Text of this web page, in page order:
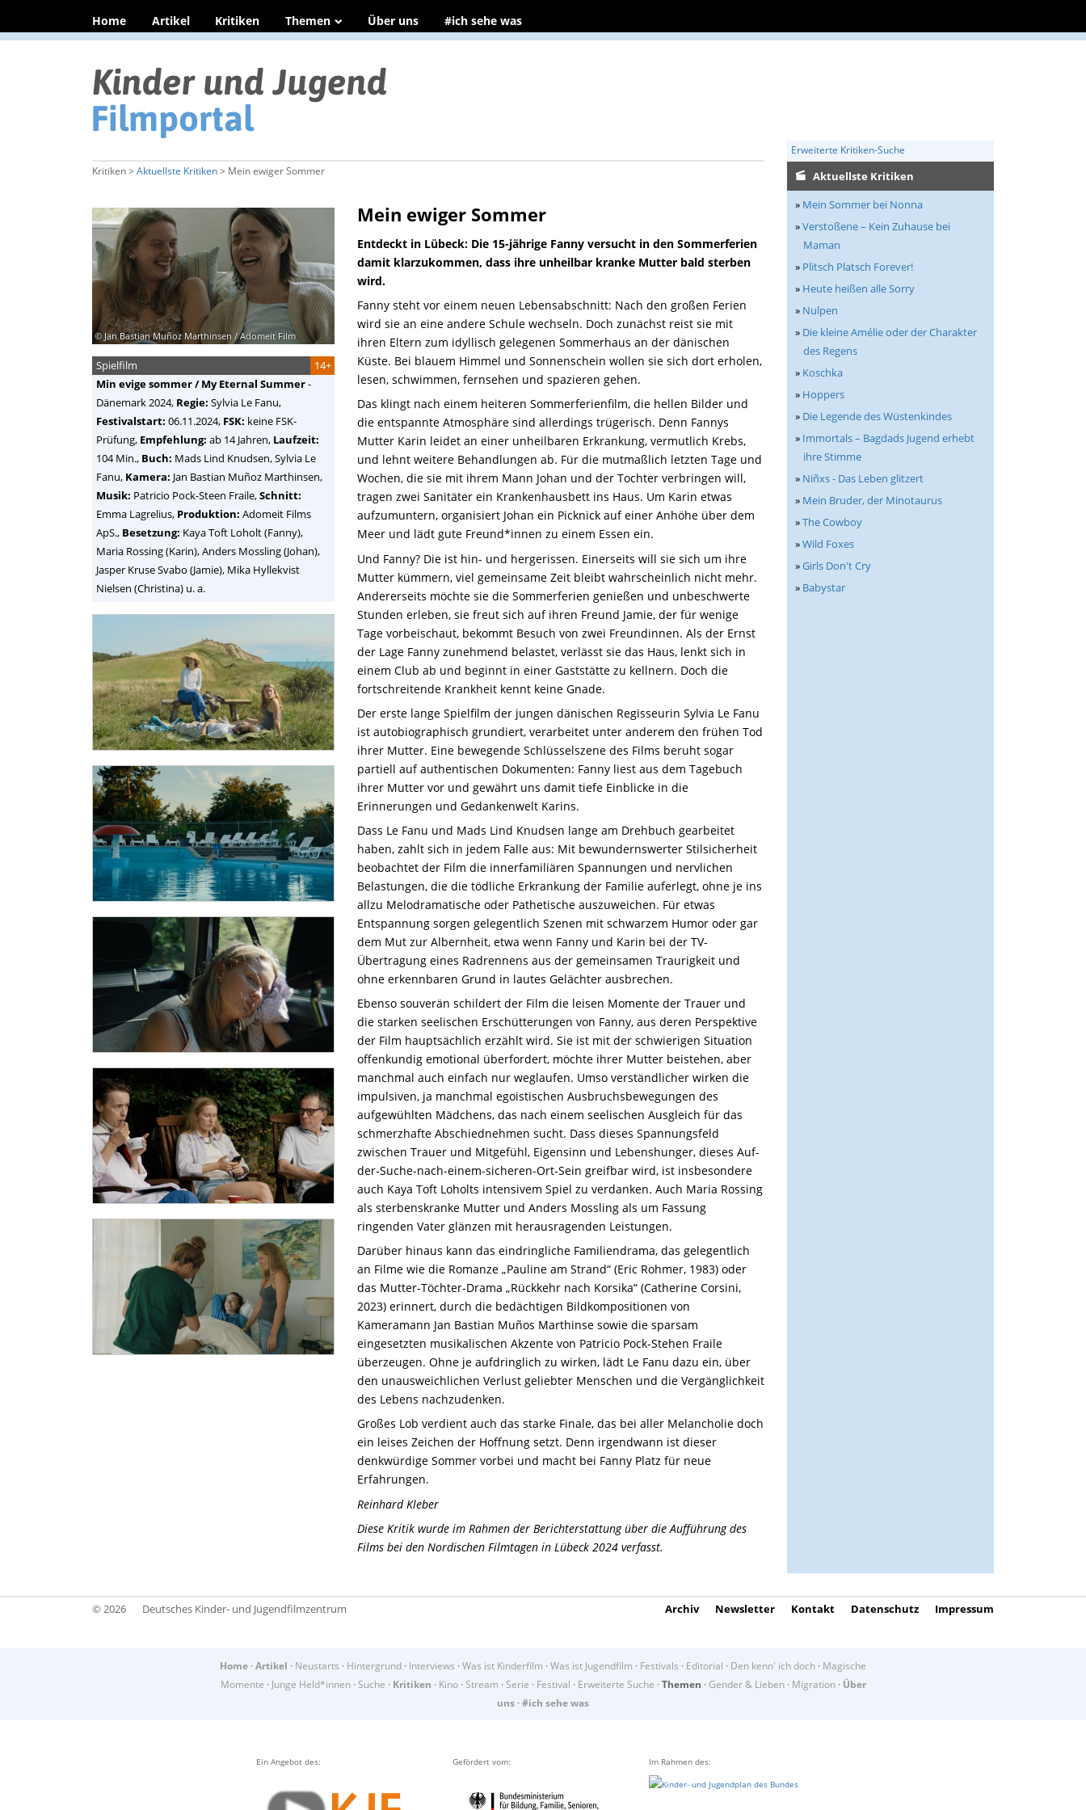
Home Artikel Kritiken Themen Über uns #ich sehe was
Erweiterte Kritiken-Suche
Kritiken > Aktuellste Kritiken> Mein ewiger Sommer
Mein ewiger Sommer
Entdeckt in Lübeck: Die 15-jährige Fanny versucht in den Sommerferien
damit klarzukommen, dass ihre unheilbar kranke Mutter bald sterben
wird.
Fanny steht vor einem neuen Lebensabschnitt: Nach den großen Ferien
wird sie an eine andere Schule wechseln. Doch zunächst reist sie mit
ihren Eltern zum idyllisch gelegenen Sommerhaus an der dänischen
Küste. Bei blauem Himmel und Sonnenschein wollen sie sich dort erholen,
lesen, schwimmen, fernsehen und spazieren gehen.
Das klingt nach einem heiteren Sommerferienfilm, die hellen Bilder und
die entspannte Atmosphäre sind allerdings trügerisch. Denn Fannys
Mutter Karin leidet an einer unheilbaren Erkrankung, vermutlich Krebs,
und lehnt weitere Behandlungen ab. Für die mutmaßlich letzten Tage und
Wochen, die sie mit ihrem Mann Johan und der Tochter verbringen will,
tragen zwei Sanitäter ein Krankenhausbett ins Haus. Um Karin etwas
aufzumuntern, organisiert Johan ein Picknick auf einer Anhöhe über dem
Meer und lädt gute Freund*innen zu einem Essen ein.
Und Fanny? Die ist hin- und hergerissen. Einerseits will sie sich um ihre
Mutter kümmern, viel gemeinsame Zeit bleibt wahrscheinlich nicht mehr.
Andererseits möchte sie die Sommerferien genießen und unbeschwerte
Stunden erleben, sie freut sich auf ihren Freund Jamie, der für wenige
Tage vorbeischaut, bekommt Besuch von zwei Freundinnen. Als der Ernst
der Lage Fanny zunehmend belastet, verlässt sie das Haus, lenkt sich in
einem Club ab und beginnt in einer Gaststätte zu kellnern. Doch die
fortschreitende Krankheit kennt keine Gnade.
Der erste lange Spielfilm der jungen dänischen Regisseurin Sylvia Le Fanu
ist autobiographisch grundiert, verarbeitet unter anderem den frühen Tod
ihrer Mutter. Eine bewegende Schlüsselszene des Films beruht sogar
partiell auf authentischen Dokumenten: Fanny liest aus dem Tagebuch
ihrer Mutter vor und gewährt uns damit tiefe Einblicke in die
Erinnerungen und Gedankenwelt Karins.
Dass Le Fanu und Mads Lind Knudsen lange am Drehbuch gearbeitet
haben, zahlt sich in jedem Falle aus: Mit bewundernswerter Stilsicherheit
beobachtet der Film die innerfamiliären Spannungen und nervlichen
Belastungen, die die tödliche Erkrankung der Familie auferlegt, ohne je ins
allzu Melodramatische oder Pathetische auszuweichen. Für etwas
Entspannung sorgen gelegentlich Szenen mit schwarzem Humor oder gar
dem Mut zur Albernheit, etwa wenn Fanny und Karin bei der TV-
Übertragung eines Radrennens aus der gemeinsamen Traurigkeit und
ohne erkennbaren Grund in lautes Gelächter ausbrechen.
Ebenso souverän schildert der Film die leisen Momente der Trauer und
die starken seelischen Erschütterungen von Fanny, aus deren Perspektive
der Film hauptsächlich erzählt wird. Sie ist mit der schwierigen Situation
offenkundig emotional überfordert, möchte ihrer Mutter beistehen, aber
manchmal auch einfach nur weglaufen. Umso verständlicher wirken die
impulsiven, ja manchmal egoistischen Ausbruchsbewegungen des
aufgewühlten Mädchens, das nach einem seelischen Ausgleich für das
schmerzhafte Abschiednehmen sucht. Dass dieses Spannungsfeld
zwischen Trauer und Mitgefühl, Eigensinn und Lebenshunger, dieses Auf-
der-Suche-nach-einem-sicheren-Ort-Sein greifbar wird, ist insbesondere
auch Kaya Toft Loholts intensivem Spiel zu verdanken. Auch Maria Rossing
als sterbenskranke Mutter und Anders Mossling als um Fassung
ringenden Vater glänzen mit herausragenden Leistungen.
Darüber hinaus kann das eindringliche Familiendrama, das gelegentlich
an Filme wie die Romanze „Pauline am Strand“ (Eric Rohmer, 1983) oder
das Mutter-Töchter-Drama „Rückkehr nach Korsika“ (Catherine Corsini,
2023) erinnert, durch die bedächtigen Bildkompositionen von
Kameramann Jan Bastian Muños Marthinse sowie die sparsam
eingesetzten musikalischen Akzente von Patricio Pock-Stehen Fraile
überzeugen. Ohne je aufdringlich zu wirken, lädt Le Fanu dazu ein, über
den unausweichlichen Verlust geliebter Menschen und die Vergänglichkeit
des Lebens nachzudenken.
Großes Lob verdient auch das starke Finale, das bei aller Melancholie doch
ein leises Zeichen der Hoffnung setzt. Denn irgendwann ist dieser
denkwürdige Sommer vorbei und macht bei Fanny Platz für neue
Erfahrungen.
Reinhard Kleber
Diese Kritik wurde im Rahmen der Berichterstattung über die Aufführung des
Films bei den Nordischen Filmtagen in Lübeck 2024 verfasst.
© Jan Bastian Muñoz Marthinsen / Adomeit Film
14+
Spielfilm
Min evige sommer / My Eternal Summer-
Dänemark2024, Regie: Sylvia Le Fanu,
Festivalstart: 06.11.2024, FSK: keine FSK-
Prüfung, Empfehlung: ab 14 Jahren, Laufzeit:
104 Min., Buch: Mads Lind Knudsen, Sylvia Le
Fanu, Kamera: Jan Bastian Muñoz Marthinsen,
Musik: Patricio Pock-Steen Fraile,Schnitt:
Emma Lagrelius, Produktion: Adomeit Films
ApS., Besetzung: Kaya Toft Loholt (Fanny),
Maria Rossing (Karin), Anders Mossling (Johan),
Jasper Kruse Svabo (Jamie), Mika Hyllekvist
Nielsen (Christina) u. a.
Aktuellste Kritiken
» Mein Sommer bei Nonna
»Verstoßene – Kein Zuhause bei
Maman
» Plitsch Platsch Forever!
» Heute heißen alle Sorry
» Nulpen
» Die kleine Amélie oder der Charakter
des Regens
» Koschka
» Hoppers
» Die Legende des Wüstenkindes
» Immortals – Bagdads Jugend erhebt
ihre Stimme
» Niñxs - Das Leben glitzert
» Mein Bruder, der Minotaurus
»The Cowboy
»Wild Foxes
»Girls Don't Cry
» Babystar
© 2026 Deutsches Kinder- und Jugendfilmzentrum Archiv Newsletter Kontakt Datenschutz Impressum
Home · Artikel · Neustarts · Hintergrund · Interviews · Was ist Kinderfilm · Was ist Jugendfilm · Festivals · Editorial · Den kenn' ich doch · Magische
Momente · Junge Held*innen· Suche · Kritiken · Kino· Stream · Serie · Festival · Erweiterte Suche · Themen · Gender & Lieben· Migration· Über
uns · #ich sehe was
Ein Angebot des: Gefördert vom: Im Rahmen des: